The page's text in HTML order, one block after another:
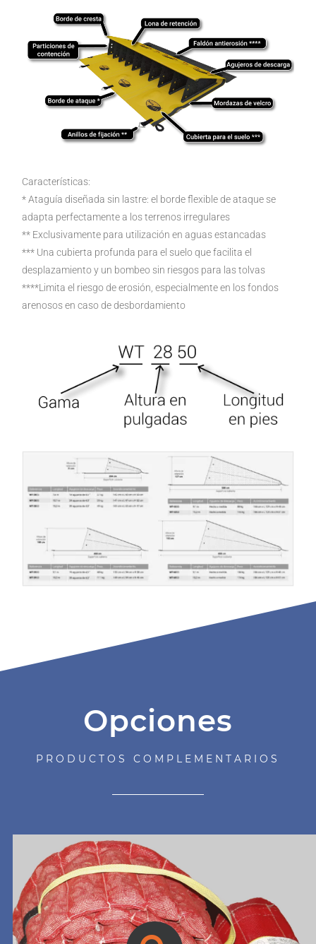
Características:
* Ataguía diseñada sin lastre: el borde flexible de ataque se
adapta perfectamente a los terrenos irregulares
** Exclusivamente para utilización en aguas estancadas
*** Una cubierta profunda para el suelo que facilita el
desplazamiento y un bombeo sin riesgos para las tolvas
****Limita el riesgo de erosión, especialmente en los fondos
arenosos en caso de desbordamiento
Opciones
PRODUCTOS COMPLEMENTARIOS